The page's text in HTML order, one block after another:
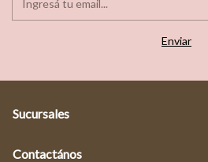
Sucursales
Contactános